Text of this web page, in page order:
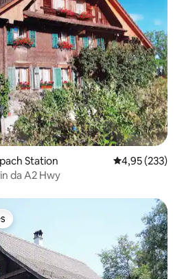
Station 4,95 de uma
4,95 (233)
da A2 Hwy